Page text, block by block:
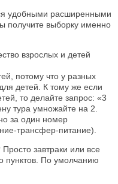
удобными расширенными
получите выборку именно
взрослых и детей
потому что у разных
детей. К тому же если
то делайте запрос: «3
тура умножайте на 2.
за один номер
трансфер-питание).
завтраки или все
пунктов. По умолчанию